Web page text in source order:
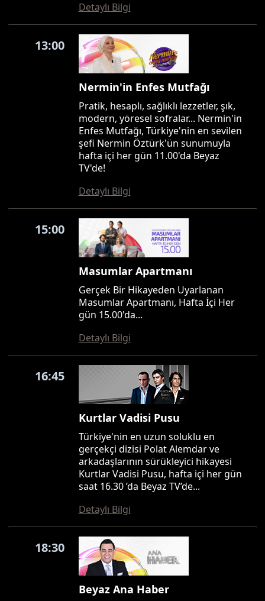
Detaylı Bilgi
13:00
Nermin'in Enfes Mutfağı
Pratik, hesaplı, sağlıklı lezzetler, şık,
modern, yöresel sofralar... Nermin'in
Enfes Mutfağı, Türkiye'nin en sevilen
şefi Nermin Öztürk'ün sunumuyla
hafta içi her gün 11.00'da Beyaz
TV'de!
Detaylı Bilgi
15:00
Masumlar Apartmanı
Gerçek Bir Hikayeden Uyarlanan
Masumlar Apartmanı, Hafta İçi Her
gün 15.00'da...
Detaylı Bilgi
16:45
Kurtlar Vadisi Pusu
Türkiye'nin en uzun soluklu en
gerçekçi dizisi Polat Alemdar ve
arkadaşlarının sürükleyici hikayesi
Kurtlar Vadisi Pusu, hafta içi her gün
saat 16.30 ’da Beyaz TV’de...
Detaylı Bilgi
18:30
Beyaz Ana Haber